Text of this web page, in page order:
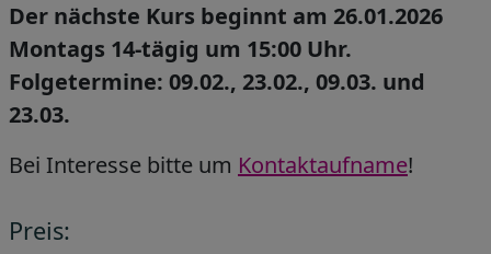
Der nächste Kurs beginnt am 26.01.2026
Montags 14-tägig um 15:00 Uhr.
Folgetermine: 09.02., 23.02., 09.03. und
23.03.
Bei Interesse bitte um Kontaktaufname!
Preis: